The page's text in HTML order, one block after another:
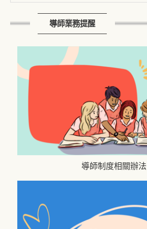
導師業務提醒
導師制度相關辦法